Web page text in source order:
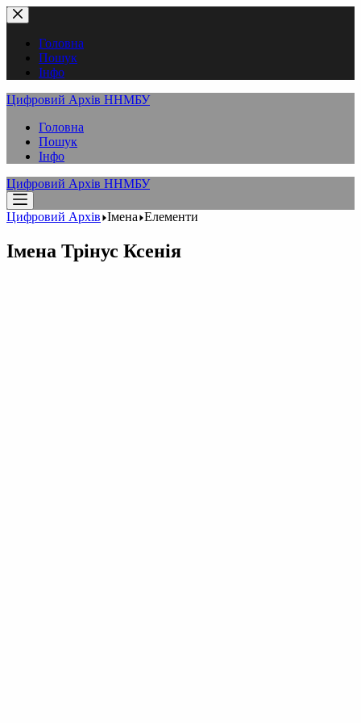
Перейти
до
вмістуГоловна
Пошук
Інфо
Цифровий Архів ННМБУ
Головна
Пошук
Інфо
Цифровий Архів ННМБУ
Цифровий Архів Імена Елементи
Імена Трінус Ксенія